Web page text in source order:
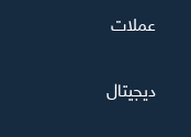
عملات
ديجيتال